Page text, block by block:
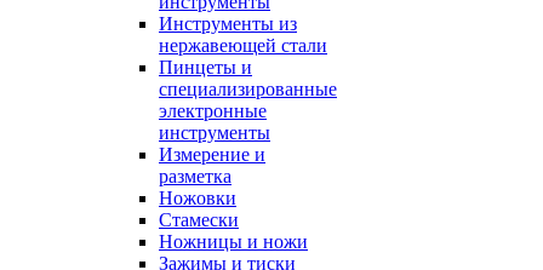
Инструменты из
нержавеющей стали
Пинцеты и
специализированные
электронные
инструменты
Измерение и
разметка
Ножовки
Стамески
Ножницы и ножи
Зажимы и тиски